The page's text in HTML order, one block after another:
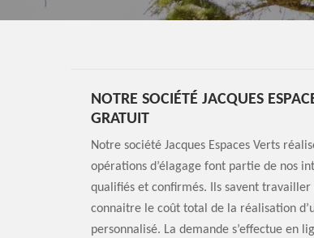
NOTRE SOCIÉTÉ JACQUES
GRATUIT
Notre société Jacques Espaces Verts
opérations d’élagage font partie de nos
qualifiés et confirmés. Ils savent
connaitre le coût total de la réalisation
personnalisé. La demande s’effectue en